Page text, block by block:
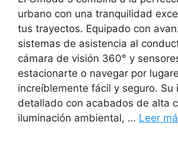
urbano con una tranquilidad
tus trayectos. Equipado con
sistemas de asistencia al
cámara de visión 360° y
estacionarte o navegar por
increíblemente fácil y seguro. Su
detallado con acabados de alta
iluminación ambiental, … Leer